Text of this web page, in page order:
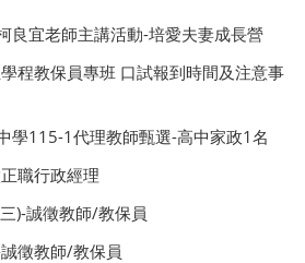
良宜老師主講活動-培愛夫妻成長營
程教保員專班 口試報到時間及注意事
學115-1代理教師甄選-高中家政1名
職行政經理
)-誠徵教師/教保員
徵教師/教保員